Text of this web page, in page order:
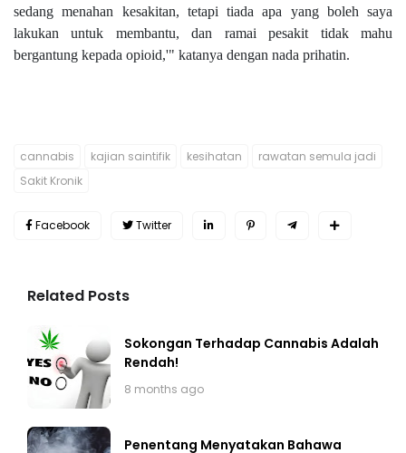
sedang menahan kesakitan, tetapi tiada apa yang boleh saya
lakukan untuk membantu, dan ramai pesakit tidak mahu
bergantung kepada opioid,'" katanya dengan nada prihatin.
cannabis kajian saintifik kesihatan
rawatan semula jadi
Sakit Kronik
Facebook Twitter
Related Posts
Sokongan Terhadap Cannabis Adalah
Rendah!
8 months ago
Penentang Menyatakan Bahawa